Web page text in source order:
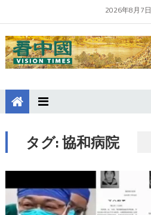
2026年8月7日
タグ:協和病院